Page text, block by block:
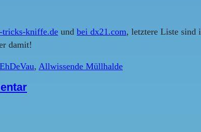
tricks-kniffe.de und bei dx21.com, letztere Liste sind
damit!
EhDeVau, Allwissende Müllhalde